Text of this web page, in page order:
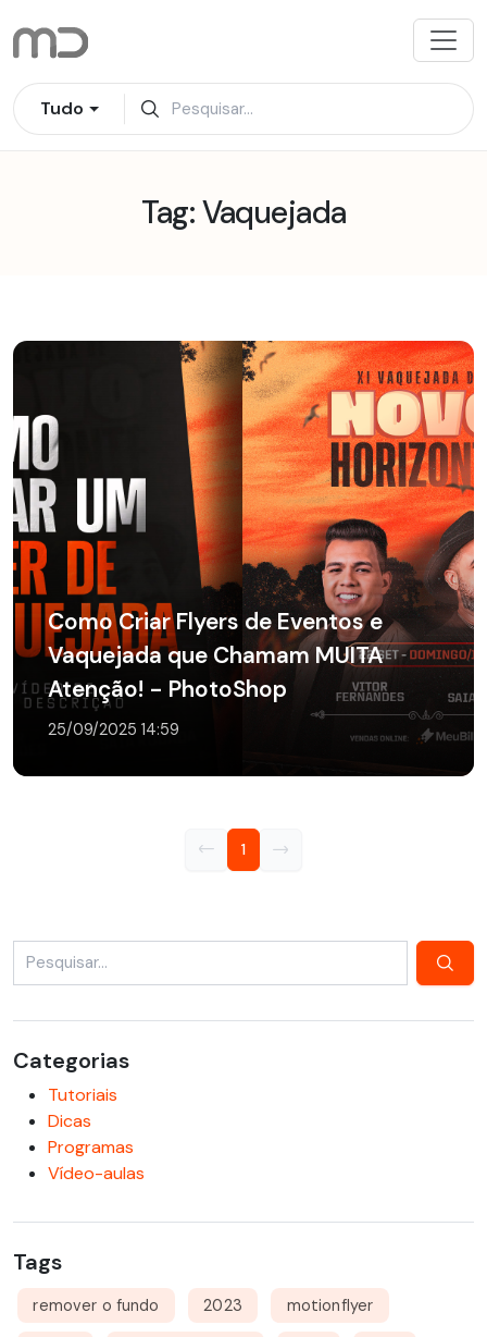
para
conteúdo
Tudo
Tag: Vaquejada
Como Criar Flyers de Eventos e
Vaquejada que Chamam MUITA
Atenção! - PhotoShop
25/09/2025 14:59
1
Categorias
Tutoriais
Dicas
Programas
Vídeo-aulas
Tags
remover o fundo 2023 motionflyer